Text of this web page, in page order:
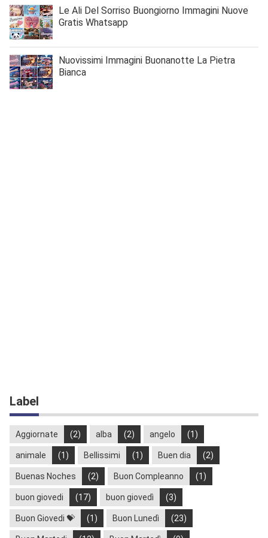
Le Ali Del Sorriso Buongiorno Immagini Nuove
Gratis Whatsapp
Nuovissimi Immagini Buonanotte La Pietra
Bianca
Label
Aggiornate (2) alba (2) angelo (1)
animale (1) Bellissimi (1) Buen dia (2)
Buenas Noches (2) Buon Compleanno (1)
buon giovedi (17) buon giovedì (3)
Buon Giovedi 💝 (1) Buon Lunedì (23)